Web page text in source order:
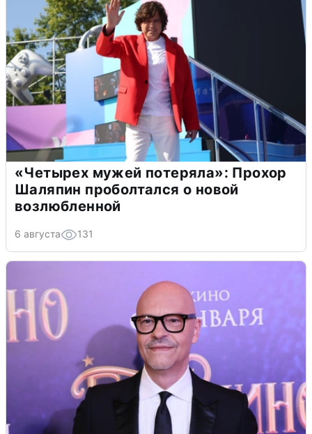
«Четырех мужей потеряла»: Прохор
Шаляпин проболтался о новой
возлюбленной
6 августа 131